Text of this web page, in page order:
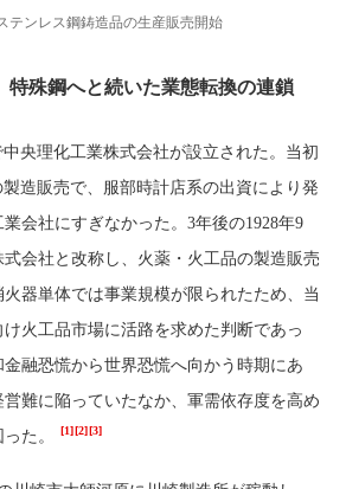
テンレス鋼鋳造品の生産販売開始
特殊鋼へと続いた業態転換の連鎖
中央理化工業株式会社が設立された。当初
造販売で、服部時計店系の出資により発
会社にすぎなかった。3年後の1928年9
式会社と改称し、火薬・火工品の製造販売
器単体では事業規模が限られたため、当
火工品市場に活路を求めた判断であっ
融恐慌から世界恐慌へ向かう時期にあ
営難に陥っていたなか、軍需依存度を高め
た。
[1][2][3]